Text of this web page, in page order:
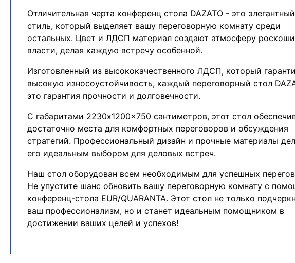
Отличительная черта конференц стола DAZATO - это элегантный
стиль, который выделяет вашу переговорную комнату среди
остальных. Цвет и ЛДСП материал создают атмосферу
власти, делая каждую встречу особенной.
Изготовленный из высококачественного ЛДСП, который
высокую износоустойчивость, каждый переговорный стол
это гарантия прочности и долговечности.
С габаритами 2230x1200x750 сантиметров, этот стол
достаточно места для комфортных переговоров и обсуждения
стратегий. Профессиональный дизайн и прочные материалы
его идеальным выбором для деловых встреч.
Наш стол оборудован всем необходимым для успешных
Не упустите шанс обновить вашу переговорную комнату с
конференц-стола EUR/QUARANTA. Этот стол не только
ваш профессионализм, но и станет идеальным помощником в
достижении ваших целей и успехов!